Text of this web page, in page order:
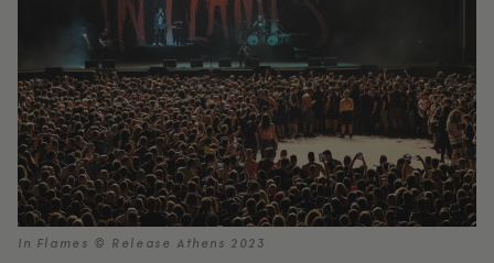
In Flames © Release Athens 2023